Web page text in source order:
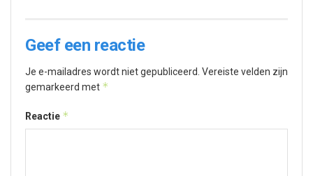
Geef een reactie
Je e-mailadres wordt niet gepubliceerd. Vereiste velden zijn
gemarkeerd met *
Reactie *